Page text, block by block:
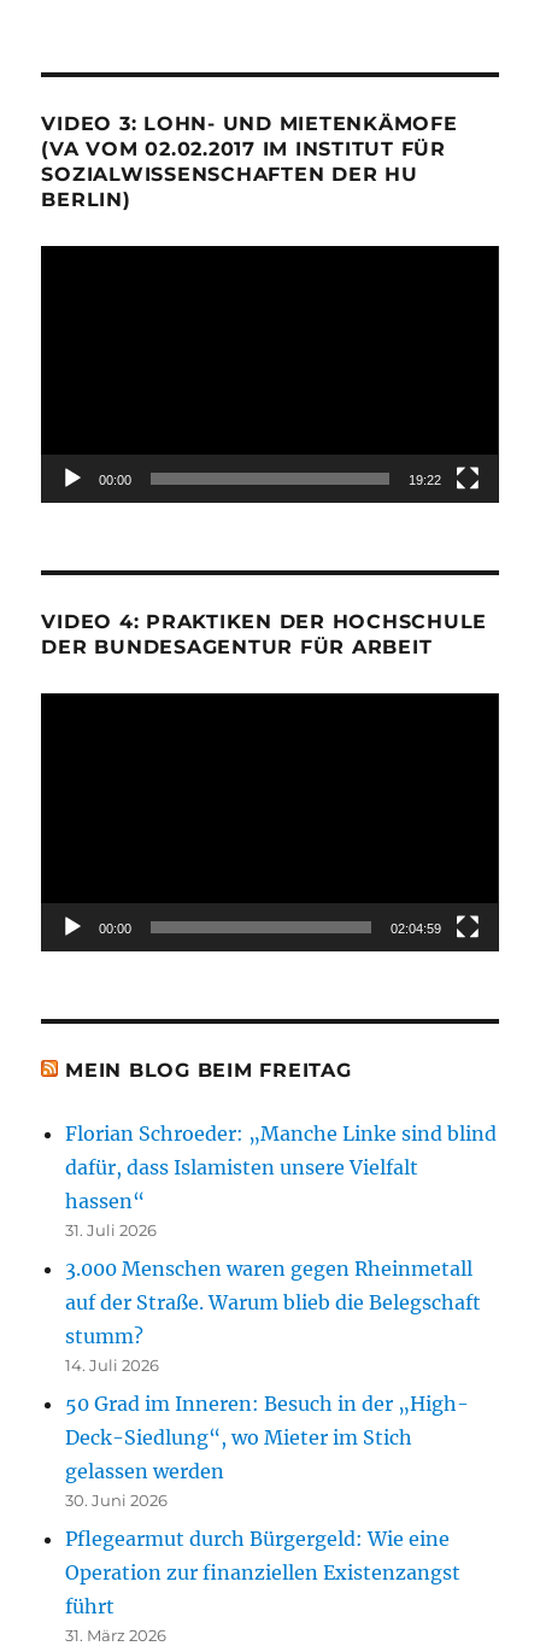
VIDEO 3: LOHN- UND MIETENKÄMOFE
(VA VOM 02.02.2017 IM INSTITUT FÜR
SOZIALWISSENSCHAFTEN DER HU
BERLIN)
00:00 19:22
VIDEO 4: PRAKTIKEN DER HOCHSCHULE
DER BUNDESAGENTUR FÜR ARBEIT
00:00 02:04:59
MEIN BLOG BEIM FREITAG
Florian Schroeder: „Manche Linke sind blind
dafür, dass Islamisten unsere Vielfalt
hassen“
31. Juli 2026
3.000 Menschen waren gegen Rheinmetall
auf der Straße. Warum blieb die Belegschaft
stumm?
14. Juli 2026
50 Grad im Inneren: Besuch in der „High-
Deck-Siedlung“, wo Mieter im Stich
gelassen werden
30. Juni 2026
Pflegearmut durch Bürgergeld: Wie eine
Operation zur finanziellen Existenzangst
führt
31. März 2026